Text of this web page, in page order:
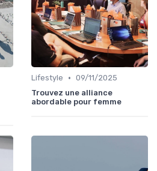
Lifestyle • 09/11/2025
Trouvez une alliance
abordable pour femme